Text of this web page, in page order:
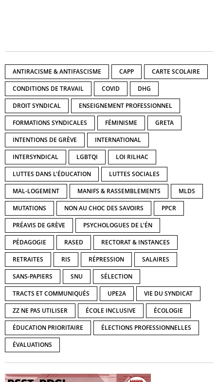
ANTIRACISME & ANTIFASCISME CAPP CARTE SCOLAIRE
CONDITIONS DE TRAVAIL COVID DHG
DROIT SYNDICAL ENSEIGNEMENT PROFESSIONNEL
FORMATIONS SYNDICALES FÉMINISME GRETA
INTENTIONS DE GRÈVE INTERNATIONAL
INTERSYNDICAL LGBTQI LOI RILHAC
LUTTES DANS L'ÉDUCATION LUTTES SOCIALES
MAL-LOGEMENT MANIFS & RASSEMBLEMENTS MLDS
MUTATIONS NON AU CHOC DES SAVOIRS PPCR
PRÉAVIS DE GRÈVE PSYCHOLOGUES DE L'ÉN
PÉDAGOGIE RASED RECTORAT & INSTANCES
RETRAITES RIS RÉPRESSION SALAIRES
SANS-PAPIERS SNU SÉLECTION
TRACTS ET COMMUNIQUÉS UPE2A VIE DU SYNDICAT
ZZ NE PAS UTILISER ÉCOLE INCLUSIVE ÉCOLOGIE
ÉDUCATION PRIORITAIRE ÉLECTIONS PROFESSIONNELLES
ÉVALUATIONS